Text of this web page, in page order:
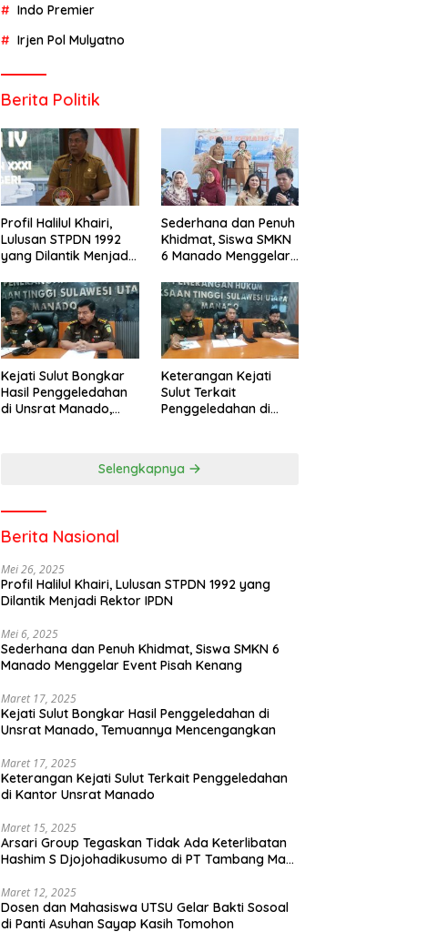
Indo Premier
Irjen Pol Mulyatno
Berita Politik
Profil Halilul Khairi,
Lulusan STPDN 1992
yang Dilantik Menjadi
Sederhana dan Penuh
Khidmat, Siswa SMKN
6 Manado Menggelar
Kejati Sulut Bongkar
Hasil Penggeledahan
di Unsrat Manado,
Keterangan Kejati
Sulut Terkait
Penggeledahan di
Selengkapnya
Berita Nasional
Mei 26, 2025
Profil Halilul Khairi, Lulusan STPDN 1992 yang
Dilantik Menjadi Rektor IPDN
Mei 6, 2025
Sederhana dan Penuh Khidmat, Siswa SMKN 6
Manado Menggelar Event Pisah Kenang
Maret 17, 2025
Kejati Sulut Bongkar Hasil Penggeledahan di
Unsrat Manado, Temuannya Mencengangkan
Maret 17, 2025
Keterangan Kejati Sulut Terkait Penggeledahan
di Kantor Unsrat Manado
Maret 15, 2025
Arsari Group Tegaskan Tidak Ada Keterlibatan
Hashim S Djojohadikusumo di PT Tambang Mas
Maret 12, 2025
Dosen dan Mahasiswa UTSU Gelar Bakti Sosoal
di Panti Asuhan Sayap Kasih Tomohon